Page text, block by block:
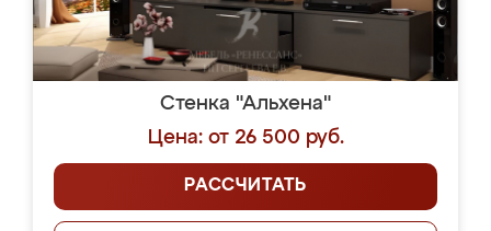
Стенка "Альхена"
Цена: от 26 500 руб.
РАССЧИТАТЬ